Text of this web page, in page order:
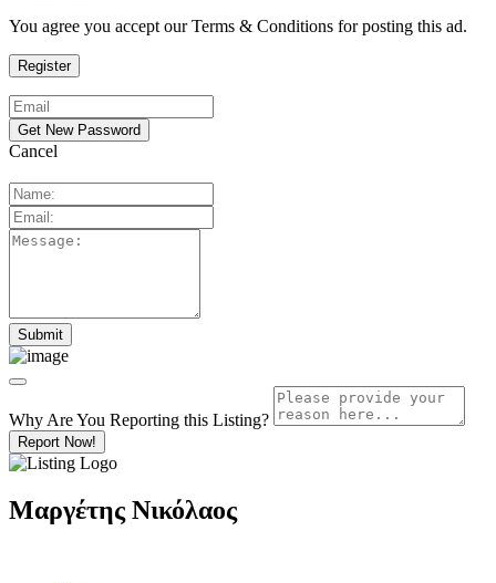
You agree you accept our Terms & Conditions for posting this ad.
Cancel
Why Are You Reporting this Listing?
Report Now!
Μαργέτης Νικόλαος